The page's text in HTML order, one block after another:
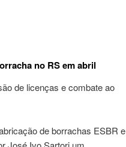
no RS em abril
de licenças e combate ao
de borrachas ESBR e